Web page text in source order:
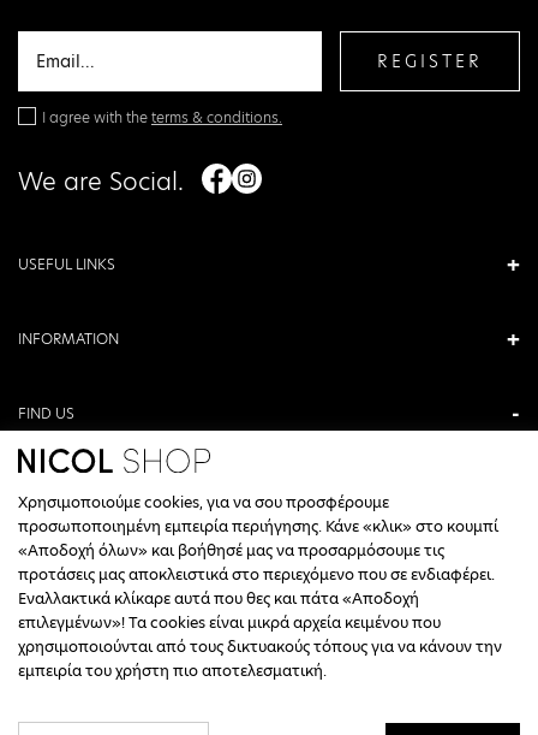
REGISTER
I agree with theterms & conditions.
We are Social.
USEFUL LINKS
INFORMATION
FIND US
ANTONIOU KAMARA 3, VERIA, GREECE
+30 23310 76336
CALL CENTER HOURS
ΔΕΥΤΕΡΑ, ΤΕΤΑΡΤΗ: 09:00 - 14:30
ΤΡΙΤΗ, ΠΕΜΠΤΗ, ΠΑΡΑΣΚΕΥΗ: 09:30 - 14:00 & 17:30 - 21:00
ΣΑΒΒΑΤΟ: 09:30 - 14:30
Χρησιμοποιούμε cookies, για να σου προσφέρουμε
προσωποποιημένη εμπειρία περιήγησης. Κάνε «κλικ» στο κουμπί
«Αποδοχή όλων» και βοήθησέ μας να προσαρμόσουμε τις
προτάσεις μας αποκλειστικά στο περιεχόμενο που σε ενδιαφέρει.
Εναλλακτικά κλίκαρε αυτά που θες και πάτα «Αποδοχή
επιλεγμένων»! Τα cookies είναι μικρά αρχεία κειμένου που
χρησιμοποιούνται από τους δικτυακούς τόπους για να κάνουν την
εμπειρία του χρήστη πιο αποτελεσματική.